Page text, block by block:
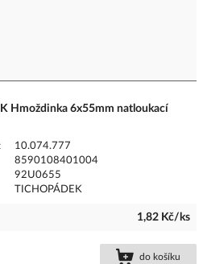
Hmoždinka 6x55mm natloukací
10.074.777
8590108401004
92U0655
TICHOPÁDEK
1,82 Kč/ks
do košíku